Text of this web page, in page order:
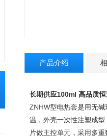
产品介绍
长期供应100ml 高品质
ZNHW型电热套是用无
温，外壳一次性注塑成
片做主控单元，采用多